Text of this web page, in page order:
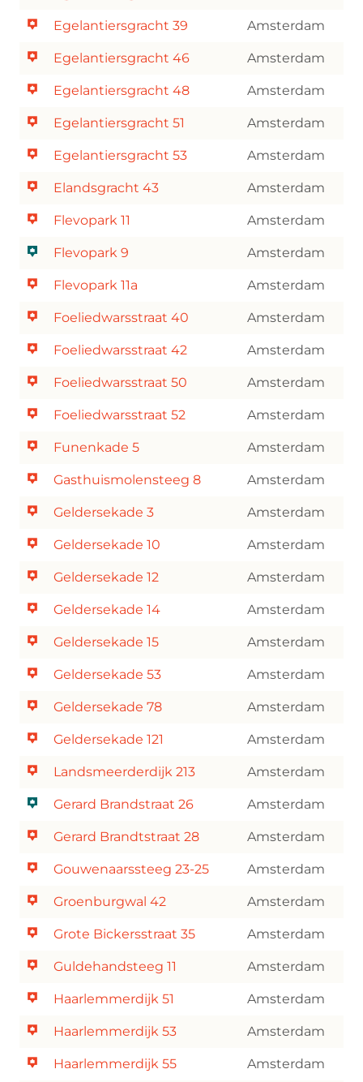
Egelantiersgracht 39 Amsterdam
Egelantiersgracht 46 Amsterdam
Egelantiersgracht 48 Amsterdam
Egelantiersgracht 51 Amsterdam
Egelantiersgracht 53 Amsterdam
Elandsgracht 43 Amsterdam
Flevopark 11 Amsterdam
Flevopark 9 Amsterdam
Flevopark 11a Amsterdam
Foeliedwarsstraat 40 Amsterdam
Foeliedwarsstraat 42 Amsterdam
Foeliedwarsstraat 50 Amsterdam
Foeliedwarsstraat 52 Amsterdam
Funenkade 5 Amsterdam
Gasthuismolensteeg 8 Amsterdam
Geldersekade 3 Amsterdam
Geldersekade 10 Amsterdam
Geldersekade 12 Amsterdam
Geldersekade 14 Amsterdam
Geldersekade 15 Amsterdam
Geldersekade 53 Amsterdam
Geldersekade 78 Amsterdam
Geldersekade 121 Amsterdam
Landsmeerderdijk 213 Amsterdam
Gerard Brandstraat 26 Amsterdam
Gerard Brandtstraat 28 Amsterdam
Gouwenaarssteeg 23-25 Amsterdam
Groenburgwal 42 Amsterdam
Grote Bickersstraat 35 Amsterdam
Guldehandsteeg 11 Amsterdam
Haarlemmerdijk 51 Amsterdam
Haarlemmerdijk 53 Amsterdam
Haarlemmerdijk 55 Amsterdam